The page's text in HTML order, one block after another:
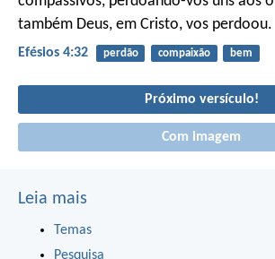
também Deus, em Cristo, vos perdoou.
Efésios 4:32 perdão compaixão bem
Próximo versículo!
Com imagem
Leia mais
Temas
Pesquisa